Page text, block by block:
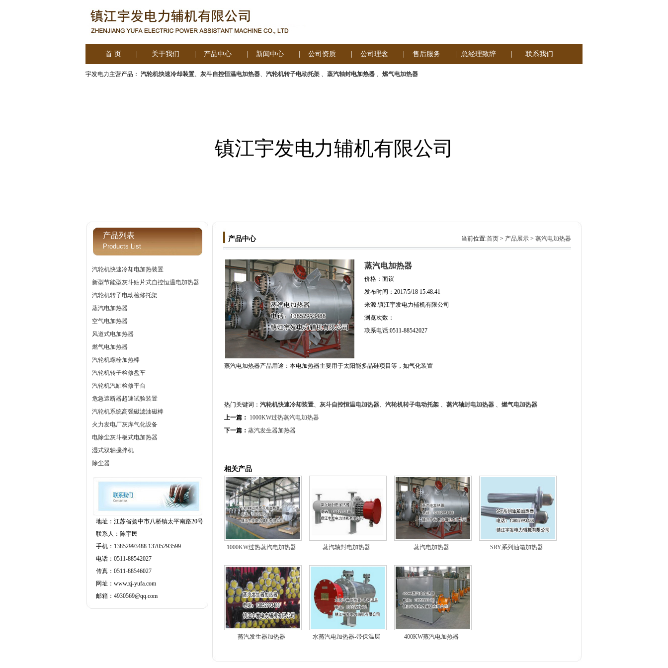
首 页 关于我们 产品中心 新闻中心 公司资质 公司理念 售后服务 总经理致辞 联系我们
宇发电力主营产品： 汽轮机快速冷却装置、 灰斗自控恒温电加热器、 汽轮机转子电动托架 、 蒸汽轴封电加热器 、 燃气电加热器
镇江宇发电力辅机有限公司
产品列表
Products List
汽轮机快速冷却电加热装置
新型节能型灰斗贴片式自控恒温电加热器
汽轮机转子电动检修托架
蒸汽电加热器
空气电加热器
风道式电加热器
燃气电加热器
汽轮机螺栓加热棒
汽轮机转子检修盘车
汽轮机汽缸检修平台
危急遮断器超速试验装置
汽轮机系统高强磁滤油磁棒
火力发电厂灰库气化设备
电除尘灰斗板式电加热器
湿式双轴搅拌机
除尘器
地址：江苏省扬中市八桥镇太平南路20号
联系人：陈宇民
手机：13852993488 13705293599
电话：0511-88542027
传真：0511-88546027
网址：www.zj-yufa.com
邮箱：4930569@qq.com
产品中心 当前位置:首页> 产品展示> 蒸汽电加热器
蒸汽电加热器
价格：面议
发布时间：2017/5/18 15:48:41
来源:镇江宇发电力辅机有限公司
浏览次数：
联系电话:0511-88542027
蒸汽电加热器产品用途：本电加热器主要用于太阳能多晶硅项目等，如气化装置
热门关键词： 汽轮机快速冷却装置、 灰斗自控恒温电加热器、 汽轮机转子电动托架 、 蒸汽轴封电加热器 、 燃气电加热器
上一篇： 1000KW过热蒸汽电加热器
下一篇： 蒸汽发生器加热器
相关产品
1000KW过热蒸汽电加热器 蒸汽轴封电加热器 蒸汽电加热器 SRY系列油箱加热器
蒸汽发生器加热器 水蒸汽电加热器-带保温层 400KW蒸汽电加热器